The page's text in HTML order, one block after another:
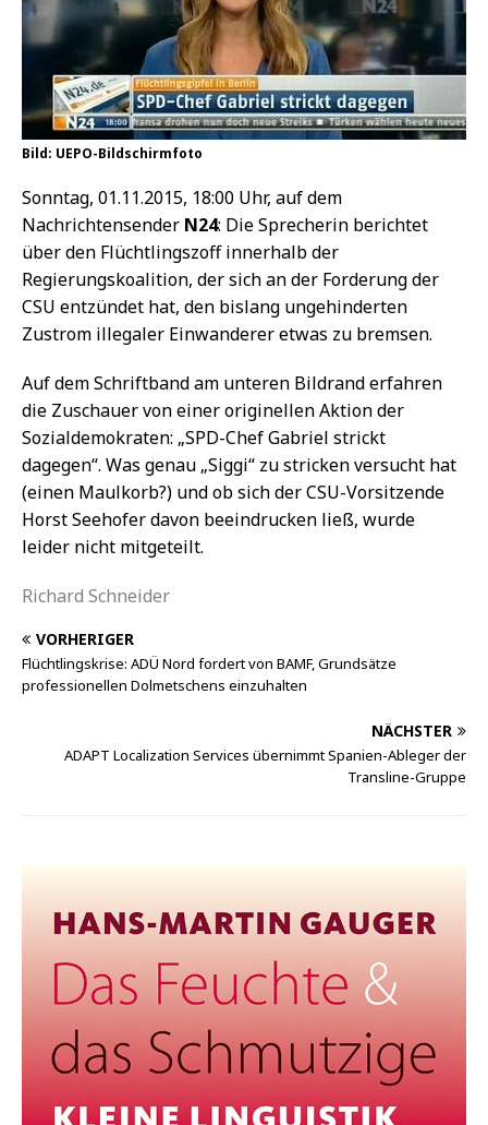
Bild: UEPO-Bildschirmfoto
Sonntag, 01.11.2015, 18:00 Uhr, auf dem
Nachrichtensender N24: Die Sprecherin berichtet
über den Flüchtlingszoff innerhalb der
Regierungskoalition, der sich an der Forderung der
CSU entzündet hat, den bislang ungehinderten
Zustrom illegaler Einwanderer etwas zu bremsen.
Auf dem Schriftband am unteren Bildrand erfahren
die Zuschauer von einer originellen Aktion der
Sozialdemokraten: „SPD-Chef Gabriel strickt
dagegen“. Was genau „Siggi“ zu stricken versucht hat
(einen Maulkorb?) und ob sich der CSU-Vorsitzende
Horst Seehofer davon beeindrucken ließ, wurde
leider nicht mitgeteilt.
Richard Schneider
VORHERIGER
Flüchtlingskrise: ADÜ Nord fordert von BAMF, Grundsätze
professionellen Dolmetschens einzuhalten
NÄCHSTER
ADAPT Localization Services übernimmt Spanien-Ableger der
Transline-Gruppe